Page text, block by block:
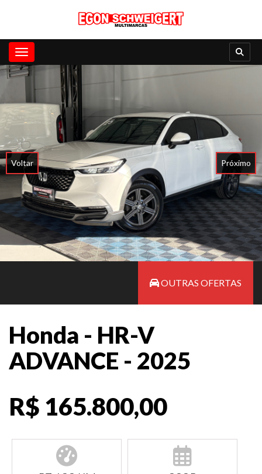
Toggle navigation
Voltar Próximo
OUTRAS OFERTAS
Honda - HR-V
ADVANCE - 2025
R$ 165.800,00